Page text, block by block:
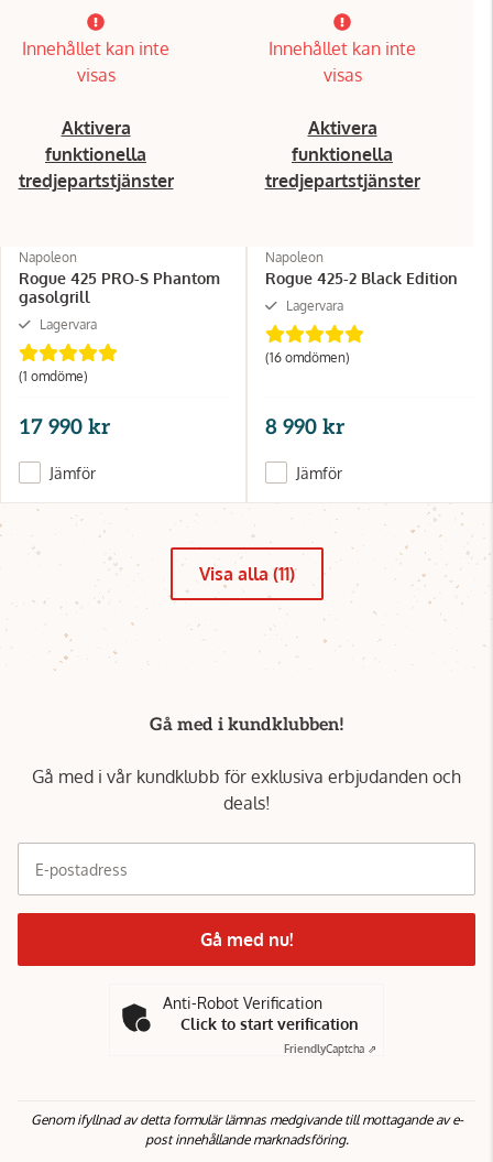
Innehållet kan inte
visas
Aktivera
funktionella
tredjepartstjänster
Napoleon
Rogue 425 PRO-S Phantom
gasolgrill
Lagervara
(1 omdöme)
17 990 kr
Jämför
Innehållet kan inte
visas
Aktivera
funktionella
tredjepartstjänster
Napoleon
Rogue 425-2 Black Edition
Lagervara
(16 omdömen)
8 990 kr
Jämför
Visa alla (11)
Gå med i kundklubben!
Gå med i vår kundklubb för exklusiva erbjudanden och
deals!
E-postadress
Gå med nu!
Anti-Robot Verification
Click to start verification
FriendlyCaptcha ⇗
Genom ifyllnad av detta formulär lämnas medgivande till mottagande av e-
post innehållande marknadsföring.